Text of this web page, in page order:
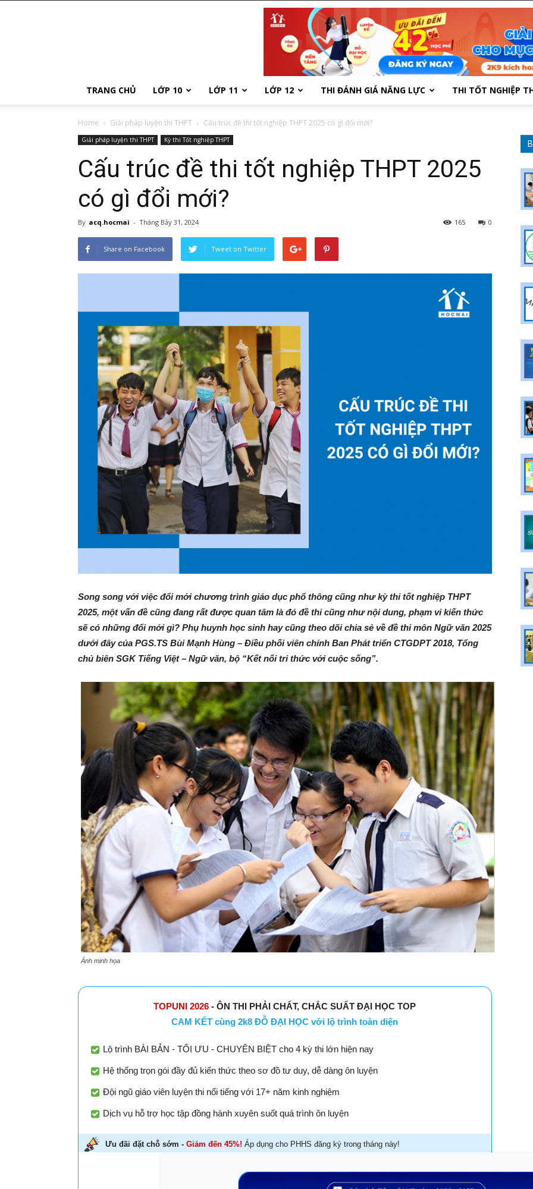
TRANG CHỦ LỚP 10 LỚP 11 LỚP 12 THI ĐÁNH GIÁ NĂNG LỰC THI TỐT NGHIỆP
Home Giải pháp luyện thi THPT Cấu trúc đề thi tốt nghiệp THPT 2025 có gì đổi mới?
Giải pháp luyện thi THPT Kỳ thi Tốt nghiệp THPT
Cấu trúc đề thi tốt nghiệp THPT 2025
có gì đổi mới?
By acq.hocmai - Tháng Bảy 31, 2024 0
165
Share on Facebook Tweet on Twitter
Song song với việc đổi mới chương trình giáo dục phổ thông cũng như kỳ thi tốt nghiệp THPT
2025, một vấn đề cũng đang rất được quan tâm là đó đề thi cũng như nội dung, phạm vi kiến thức
sẽ có những đổi mới gì? Phụ huynh học sinh hay cũng theo dõi chia sẻ về đề thi môn Ngữ văn 2025
dưới đây của PGS.TS Bùi Mạnh Hùng – Điều phối viên chính Ban Phát triển CTGDPT 2018, Tổng
chủ biên SGK Tiếng Việt – Ngữ văn, bộ “Kết nối tri thức với cuộc sống”.
Ảnh minh họa
TOPUNI 2026 - ÔN THI PHẢI CHẤT, CHẮC SUẤT ĐẠI HỌC TOP
CAM KẾT cùng 2k8 ĐỖ ĐẠI HỌC với lộ trình toàn diện
Lộ trình BÀI BẢN - TỐI ƯU - CHUYÊN BIỆT cho 4 kỳ thi lớn hiện nay
Hệ thống trọn gói đầy đủ kiến thức theo sơ đồ tư duy, dễ dàng ôn luyện
Đội ngũ giáo viên luyện thi nổi tiếng với 17+ năm kinh nghiệm
Dịch vụ hỗ trợ học tập đồng hành xuyên suốt quá trình ôn luyện
Ưu đãi đặt chỗ sớm - Giảm đến 45%! Áp dụng cho PHHS đăng ký trong tháng này!
HỌC THỬ MIỄN PHÍ ĐĂNG KÝ NGAY